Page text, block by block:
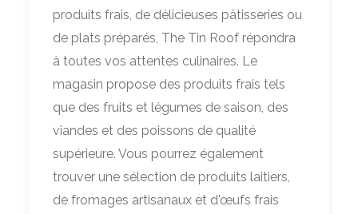
produits frais, de délicieuses pâtisseries ou
de plats préparés, The Tin Roof répondra
à toutes vos attentes culinaires. Le
magasin propose des produits frais tels
que des fruits et légumes de saison, des
viandes et des poissons de qualité
supérieure. Vous pourrez également
trouver une sélection de produits laitiers,
de fromages artisanaux et d'œufs frais